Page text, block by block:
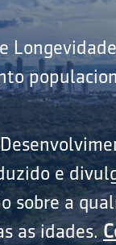
e
sobre a
as idades.